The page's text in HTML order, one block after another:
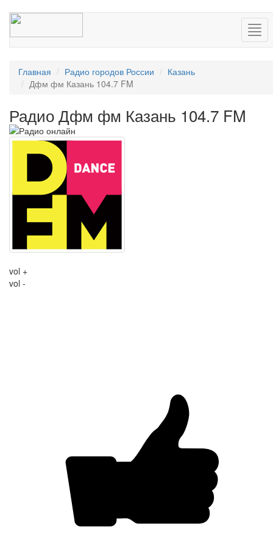
Главная Радио городов России
Казань
Дфм фм Казань 104.7 FM
Радио Дфм фм Казань 104.7 FM
vol +
vol -